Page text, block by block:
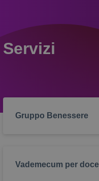
Servizi
Gruppo Benessere
Vademecum per